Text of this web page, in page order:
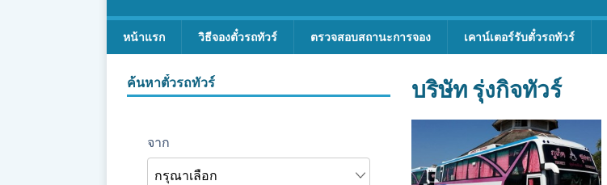
หน้าแรก วิธีจองตั๋วรถทัวร์ ตรวจสอบสถานะการจอง เคาน์เตอร์รับตั๋วรถทัวร์
บริษัท รุ่งกิจทัวร์
ค้นหาตั๋วรถทัวร์